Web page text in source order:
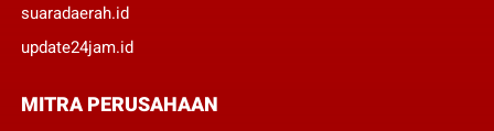
suaradaerah.id
update24jam.id
MITRA PERUSAHAAN